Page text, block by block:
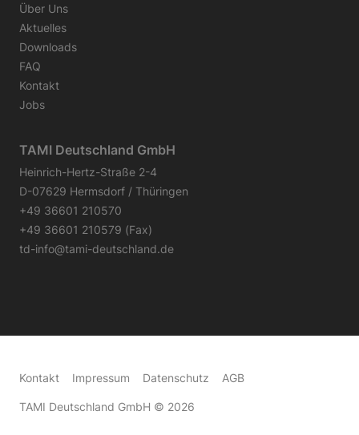
Über Uns
Aktuelles
Downloads
FAQ
Kontakt
Jobs
TAMI Deutschland GmbH
Heinrich-Hertz-Straße 2-4
D-07629 Hermsdorf / Thüringen
+49 36601 210570
+49 36601 210579 (Fax)
td-info@tami-deutschland.de
Kontakt Impressum Datenschutz AGB
TAMI Deutschland GmbH © 2026